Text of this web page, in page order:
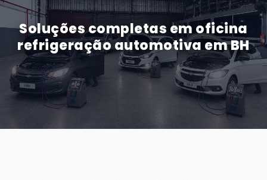
Soluções completas em oficina
refrigeração automotiva em BH